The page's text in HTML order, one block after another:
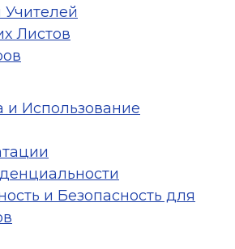
Листов
и Использование
и Безопасность для